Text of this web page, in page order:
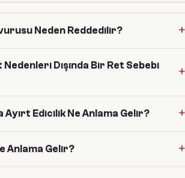
Neden Reddedilir?
Dışında Bir Ret Sebebi
Ayırt Edicilik Ne Anlama Gelir?
Anlama Gelir?